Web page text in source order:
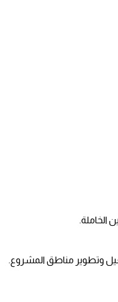
الخاملة.
وتطوير مناطق المشروع.